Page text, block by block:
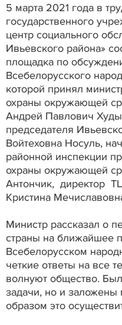
5 марта 2021 года в
государственного
центр социального
Ивьевского района»
площадка по
Всебелорусского
которой принял
охраны окружающей
Андрей Павлович
председателя
Войтеховна Носуль,
районной инспекции
охраны окружающей
Антончик, директор
Кристина
Министр рассказал о
страны на ближайшее
Всебелорусском
четкие ответы на все
волнуют общество.
задачи, но и заложены
образом это